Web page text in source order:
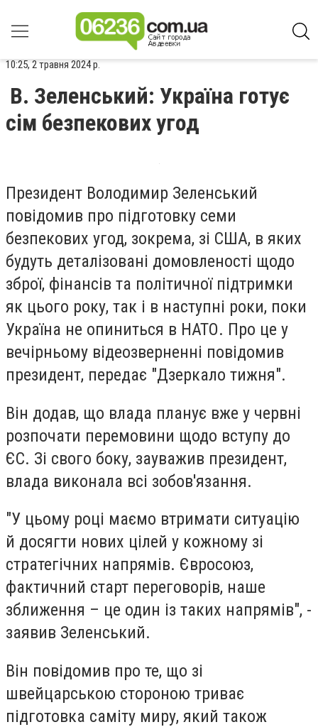
10:25, 2 травня 2024 р.
В. Зеленський: Україна готує
сім безпекових угод
Президент Володимир Зеленський
повідомив про підготовку семи
безпекових угод, зокрема, зі США, в яких
будуть деталізовані домовленості щодо
зброї, фінансів та політичної підтримки
як цього року, так і в наступні роки, поки
Україна не опиниться в НАТО. Про це у
вечірньому відеозверненні повідомив
президент, передає "Дзеркало тижня".
Він додав, що влада планує вже у червні
розпочати перемовини щодо вступу до
ЄС. Зі свого боку, зауважив президент,
влада виконала всі зобов'язання.
"У цьому році маємо втримати ситуацію
й досягти нових цілей у кожному зі
стратегічних напрямів. Євросоюз,
фактичний старт переговорів, наше
зближення – це один із таких напрямів", -
заявив Зеленський.
Він повідомив про те, що зі
швейцарською стороною триває
підготовка саміту миру, який також